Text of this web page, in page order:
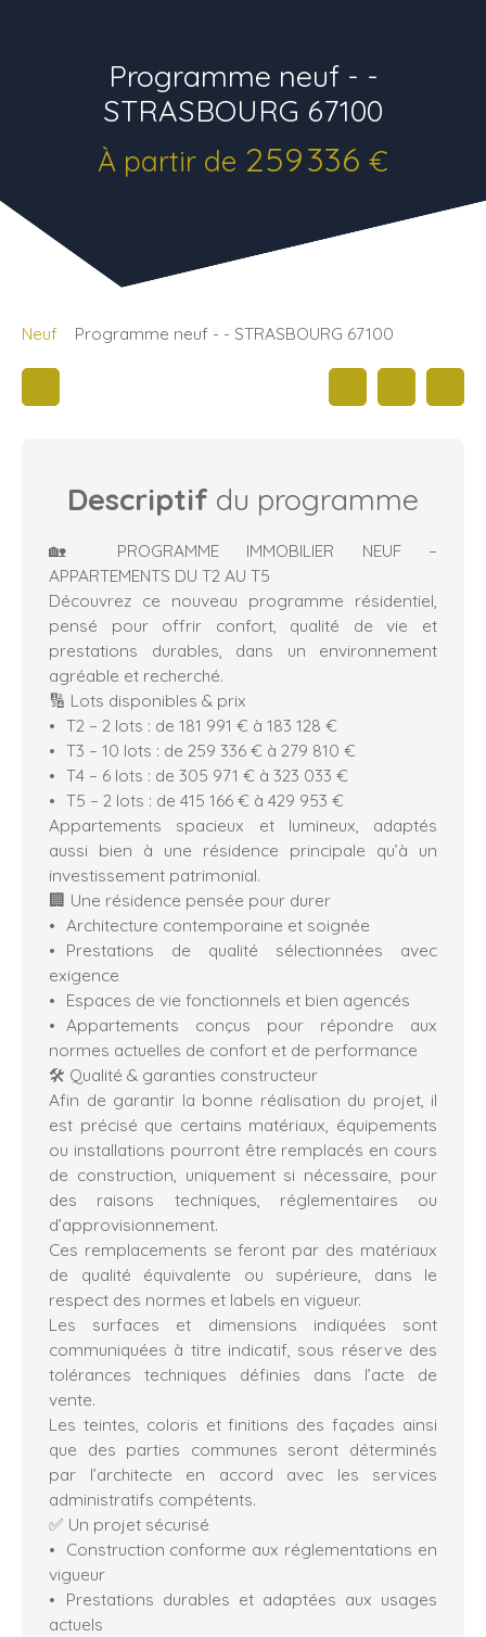
Programme neuf - -
STRASBOURG 67100
À partir de 259 336 €
Neuf Programme neuf - - STRASBOURG 67100
Descriptif du programme
🏡 PROGRAMME IMMOBILIER NEUF –
APPARTEMENTS DU T2 AU T5
Découvrez ce nouveau programme résidentiel,
pensé pour offrir confort, qualité de vie et
prestations durables, dans un environnement
agréable et recherché.
🔢 Lots disponibles & prix
T2 – 2 lots : de 181 991 € à 183 128 €
T3 – 10 lots : de 259 336 € à 279 810 €
T4 – 6 lots : de 305 971 € à 323 033 €
T5 – 2 lots : de 415 166 € à 429 953 €
Appartements spacieux et lumineux, adaptés
aussi bien à une résidence principale qu’à un
investissement patrimonial.
🏢 Une résidence pensée pour durer
Architecture contemporaine et soignée
Prestations de qualité sélectionnées avec
exigence
Espaces de vie fonctionnels et bien agencés
Appartements conçus pour répondre aux
normes actuelles de confort et de performance
🛠️ Qualité & garanties constructeur
Afin de garantir la bonne réalisation du projet, il
est précisé que certains matériaux, équipements
ou installations pourront être remplacés en cours
de construction, uniquement si nécessaire, pour
des raisons techniques, réglementaires ou
d’approvisionnement.
Ces remplacements se feront par des matériaux
de qualité équivalente ou supérieure, dans le
respect des normes et labels en vigueur.
Les surfaces et dimensions indiquées sont
communiquées à titre indicatif, sous réserve des
tolérances techniques définies dans l’acte de
vente.
Les teintes, coloris et finitions des façades ainsi
que des parties communes seront déterminés
par l’architecte en accord avec les services
administratifs compétents.
✅ Un projet sécurisé
Construction conforme aux réglementations en
vigueur
Prestations durables et adaptées aux usages
actuels